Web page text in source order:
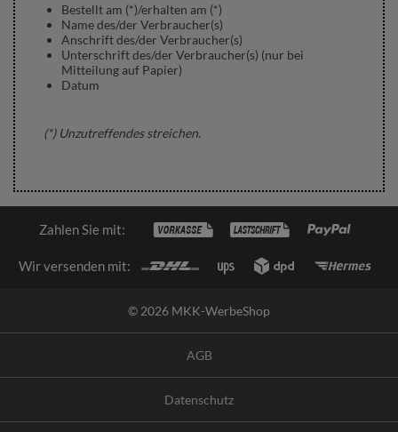
Bestellt am (*)/erhalten am (*)
Name des/der Verbraucher(s)
Anschrift des/der Verbraucher(s)
Unterschrift des/der Verbraucher(s) (nur bei
Mitteilung auf Papier)
Datum
(*) Unzutreffendes streichen.
Zahlen Sie mit:
Wir versenden mit:
© 2026 MKK-WerbeShop
AGB
Datenschutz